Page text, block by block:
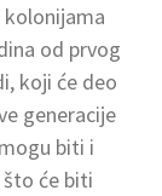
od prvog
koji će deo
generacije
biti i
će biti